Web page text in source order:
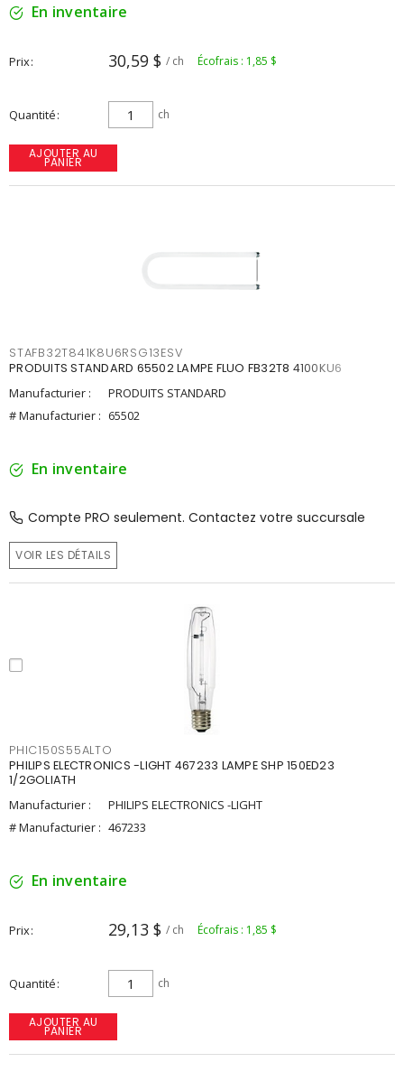
En inventaire
Prix 30,59 $ / ch Écofrais : 1,85 $
Quantité ch
AJOUTER AU
PANIER
STAFB32T841K8U6RSG13ESV
PRODUITS STANDARD 65502 LAMPE FLUO FB32T8 4100KU6
Manufacturier :
PRODUITS STANDARD
# Manufacturier : 65502
En inventaire
Compte PRO seulement. Contactez votre succursale
VOIR LES DÉTAILS
PHIC150S55ALTO
PHILIPS ELECTRONICS -LIGHT 467233 LAMPE SHP 150ED23
1/2GOLIATH
Manufacturier :
PHILIPS ELECTRONICS -LIGHT
# Manufacturier : 467233
En inventaire
Prix 29,13 $ / ch Écofrais : 1,85 $
Quantité ch
AJOUTER AU
PANIER